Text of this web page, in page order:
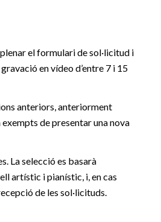
el formulari de sol·licitud i
en vídeo d’entre 7 i 15
anteriors, anteriorment
exempts de presentar una nova
La selecció es basarà
artístic i pianístic, i, en cas
de les sol·licituds.